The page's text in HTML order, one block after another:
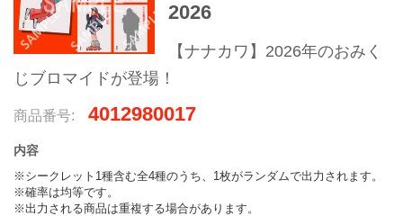
2026
【ナナカワ】2026年のおみく
じブロマイドが登場！
商品番号: 4012980017
内容
※シークレット1種含む全4種のうち、1枚がランダムで出力されます。
※確率は均等です。
※出力される商品は重複する場合があります。